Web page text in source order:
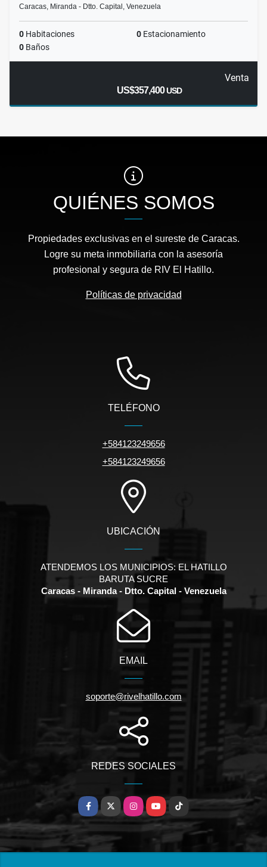
Caracas, Miranda - Dtto. Capital, Venezuela
0 Habitaciones 0 Estacionamiento
0 Baños
Venta
US$357,400USD
QUIÉNES SOMOS
Propiedades exclusivas en el sureste de Caracas.
Logre su meta inmobiliaria con la asesoría
profesional y segura de RIV El Hatillo.
Políticas de privacidad
TELÉFONO
+584123249656
+584123249656
UBICACIÓN
ATENDEMOS LOS MUNICIPIOS: EL HATILLO
BARUTA SUCRE
Caracas - Miranda - Dtto. Capital - Venezuela
EMAIL
soporte@rivelhatillo.com
REDES SOCIALES
Facebook
X InstagramYouTubeTikTok